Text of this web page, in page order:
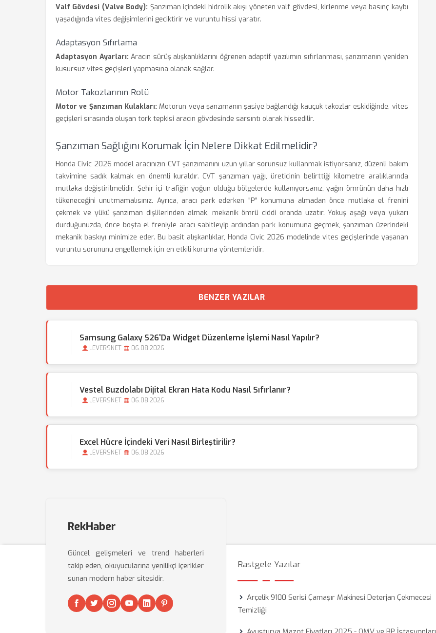
Valf Gövdesi (Valve Body): Şanzıman içindeki hidrolik akışı yöneten valf gövdesi, kirlenme veya basınç kaybı
yaşadığında vites değişimlerini geciktirir ve vuruntu hissi yaratır.
Adaptasyon Sıfırlama
Adaptasyon Ayarları: Aracın sürüş alışkanlıklarını öğrenen adaptif yazılımın sıfırlanması, şanzımanın yeniden
kusursuz vites geçişleri yapmasına olanak sağlar.
Motor Takozlarının Rolü
Motor ve Şanzıman Kulakları: Motorun veya şanzımanın şasiye bağlandığı kauçuk takozlar eskidiğinde, vites
geçişleri sırasında oluşan tork tepkisi aracın gövdesinde sarsıntı olarak hissedilir.
Şanzıman Sağlığını Korumak İçin Nelere Dikkat Edilmelidir?
Honda Civic 2026 model aracınızın CVT şanzımanını uzun yıllar sorunsuz kullanmak istiyorsanız, düzenli bakım
takvimine sadık kalmak en önemli kuraldır. CVT şanzıman yağı, üreticinin belirttiği kilometre aralıklarında
mutlaka değiştirilmelidir. Şehir içi trafiğin yoğun olduğu bölgelerde kullanıyorsanız, yağın ömrünün daha hızlı
tükeneceğini unutmamalısınız. Ayrıca, aracı park ederken "P" konumuna almadan önce mutlaka el frenini
çekmek ve yükü şanzıman dişlilerinden almak, mekanik ömrü ciddi oranda uzatır. Yokuş aşağı veya yukarı
durduğunuzda, önce boşta el freniyle aracı sabitleyip ardından park konumuna geçmek, şanzıman üzerindeki
mekanik baskıyı minimize eder. Bu basit alışkanlıklar, Honda Civic 2026 modelinde vites geçişlerinde yaşanan
vuruntu sorununu engellemek için en etkili koruma yöntemleridir.
BENZER YAZILAR
Samsung Galaxy S26'da Widget Düzenleme İşlemi Nasıl Yapılır?
LEVERSNET 06.08.2026
Vestel Buzdolabı Dijital Ekran Hata Kodu Nasıl Sıfırlanır?
LEVERSNET 06.08.2026
Excel Hücre İçindeki Veri Nasıl Birleştirilir?
LEVERSNET 06.08.2026
RekHaber
Güncel gelişmeleri ve trend haberleri
takip eden, okuyucularına yenilikçi içerikler
sunan modern haber sitesidir.
Rastgele Yazılar
Arçelik 9100 Serisi Çamaşır Makinesi Deterjan Çekmecesi
Temizliği